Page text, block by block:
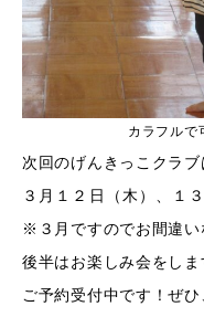
カラフルで
次回のげんきっこクラブ
３月１２日（木）、１
※３月ですのでお間違
後半はお楽しみ会をし
ご予約受付中です！ぜひ